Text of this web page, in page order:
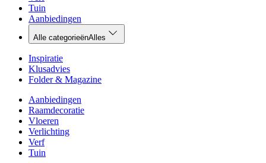
Tuin
Aanbiedingen
Alle categorieënAlles
Inspiratie
Klusadvies
Folder & Magazine
Aanbiedingen
Raamdecoratie
Vloeren
Verlichting
Verf
Tuin